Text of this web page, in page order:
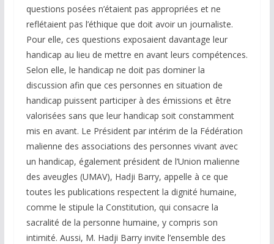
questions posées n’étaient pas appropriées et ne
reflétaient pas l’éthique que doit avoir un journaliste.
Pour elle, ces questions exposaient davantage leur
handicap au lieu de mettre en avant leurs compétences.
Selon elle, le handicap ne doit pas dominer la
discussion afin que ces personnes en situation de
handicap puissent participer à des émissions et être
valorisées sans que leur handicap soit constamment
mis en avant. Le Président par intérim de la Fédération
malienne des associations des personnes vivant avec
un handicap, également président de l’Union malienne
des aveugles (UMAV), Hadji Barry, appelle à ce que
toutes les publications respectent la dignité humaine,
comme le stipule la Constitution, qui consacre la
sacralité de la personne humaine, y compris son
intimité. Aussi, M. Hadji Barry invite l’ensemble des